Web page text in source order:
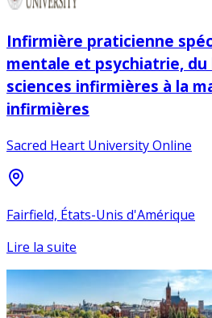
Infirmière praticienne
mentale et psychiatrie, du
sciences infirmières à la
infirmières
Sacred Heart University Online
Fairfield, États-Unis d'Amérique
Lire la suite